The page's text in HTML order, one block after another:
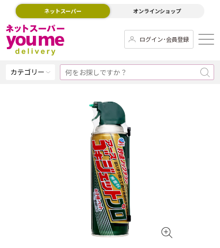
ネットスーパー オンラインショップ
ログイン･会員登録
カテゴリー